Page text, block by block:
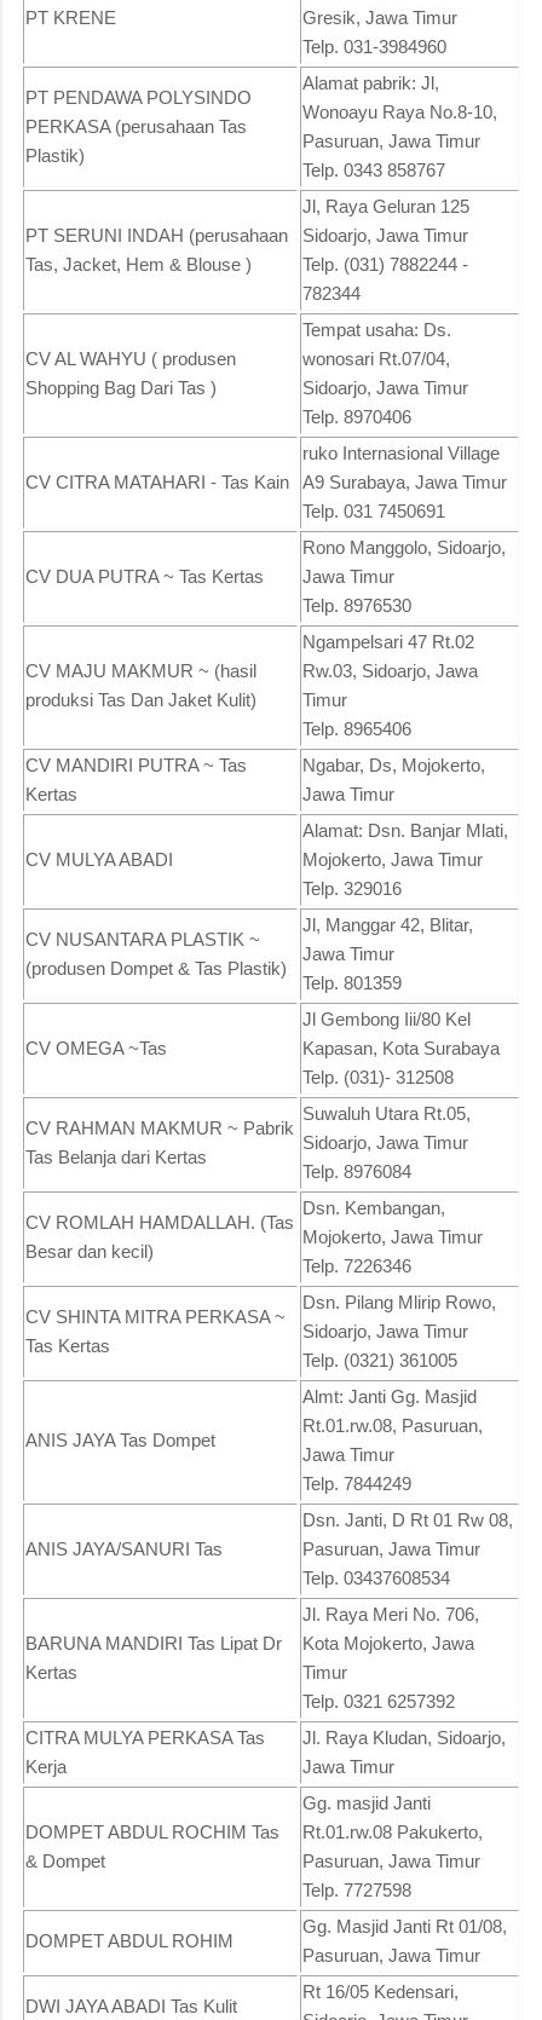
PT KRENE
Gresik, Jawa Timur
Telp. 031-3984960
PT PENDAWA POLYSINDO
PERKASA (perusahaan Tas
Plastik)
Alamat pabrik: Jl,
Wonoayu Raya No.8-10,
Pasuruan, Jawa Timur
Telp. 0343 858767
PT SERUNI INDAH (perusahaan
Tas, Jacket, Hem & Blouse )
Jl, Raya Geluran 125
Sidoarjo, Jawa Timur
Telp. (031) 7882244 -
782344
CV AL WAHYU ( produsen
Shopping Bag Dari Tas )
Tempat usaha: Ds.
wonosari Rt.07/04,
Sidoarjo, Jawa Timur
Telp. 8970406
CV CITRA MATAHARI - Tas Kain
ruko Internasional Village
A9 Surabaya, Jawa Timur
Telp. 031 7450691
CV DUA PUTRA ~ Tas Kertas
Rono Manggolo, Sidoarjo,
Jawa Timur
Telp. 8976530
CV MAJU MAKMUR ~ (hasil
produksi Tas Dan Jaket Kulit)
Ngampelsari 47 Rt.02
Rw.03, Sidoarjo, Jawa
Timur
Telp. 8965406
CV MANDIRI PUTRA ~ Tas
Kertas
Ngabar, Ds, Mojokerto,
Jawa Timur
CV MULYA ABADI
Alamat: Dsn. Banjar Mlati,
Mojokerto, Jawa Timur
Telp. 329016
CV NUSANTARA PLASTIK ~
(produsen Dompet & Tas Plastik)
Jl, Manggar 42, Blitar,
Jawa Timur
Telp. 801359
CV OMEGA ~Tas
Jl Gembong Iii/80 Kel
Kapasan, Kota Surabaya
Telp. (031)- 312508
CV RAHMAN MAKMUR ~ Pabrik
Tas Belanja dari Kertas
Suwaluh Utara Rt.05,
Sidoarjo, Jawa Timur
Telp. 8976084
CV ROMLAH HAMDALLAH. (Tas
Besar dan kecil)
Dsn. Kembangan,
Mojokerto, Jawa Timur
Telp. 7226346
CV SHINTA MITRA PERKASA ~
Tas Kertas
Dsn. Pilang Mlirip Rowo,
Sidoarjo, Jawa Timur
Telp. (0321) 361005
ANIS JAYA Tas Dompet
Almt: Janti Gg. Masjid
Rt.01.rw.08, Pasuruan,
Jawa Timur
Telp. 7844249
ANIS JAYA/SANURI Tas
Dsn. Janti, D Rt 01 Rw 08,
Pasuruan, Jawa Timur
Telp. 03437608534
BARUNA MANDIRI Tas Lipat Dr
Kertas
Jl. Raya Meri No. 706,
Kota Mojokerto, Jawa
Timur
Telp. 0321 6257392
CITRA MULYA PERKASA Tas
Kerja
Jl. Raya Kludan, Sidoarjo,
Jawa Timur
DOMPET ABDUL ROCHIM Tas
& Dompet
Gg. masjid Janti
Rt.01.rw.08 Pakukerto,
Pasuruan, Jawa Timur
Telp. 7727598
DOMPET ABDUL ROHIM
Gg. Masjid Janti Rt 01/08,
Pasuruan, Jawa Timur
DWI JAYA ABADI Tas Kulit
Rt 16/05 Kedensari,